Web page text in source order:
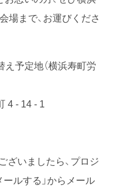
場まで、お運びくださ
予定地（横浜寿町労
- 14 - 1
ざいましたら、プロジ
ルする」からメール